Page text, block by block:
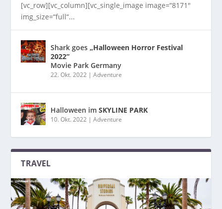
[vc_row][vc_column][vc_single_image image=“8171″
img_size=“full“...
Shark goes„Halloween Horror Festival
2022“
Movie Park Germany
22. Okt. 2022 |Adventure
Halloween imSKYLINE PARK
10. Okt. 2022 |Adventure
TRAVEL